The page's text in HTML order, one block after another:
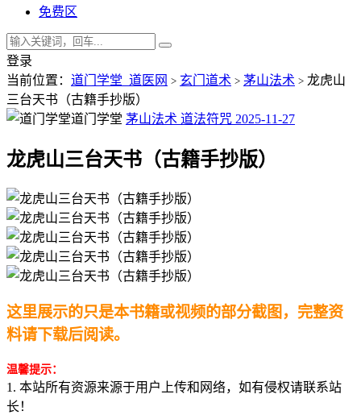
免费区
登录
当前位置： 道门学堂_道医网 > 玄门道术 > 茅山法术 > 龙虎山
三台天书（古籍手抄版）
道门学堂 茅山法术 道法符咒 2025-11-27
龙虎山三台天书（古籍手抄版）
这里展示的只是本书籍或视频的部分截图，完整资
料请下载后阅读。
温馨提示：
1. 本站所有资源来源于用户上传和网络，如有侵权请联系站
长！